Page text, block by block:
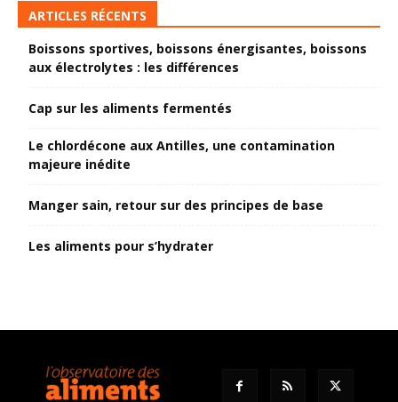
ARTICLES RÉCENTS
Boissons sportives, boissons énergisantes, boissons
aux électrolytes : les différences
Cap sur les aliments fermentés
Le chlordécone aux Antilles, une contamination
majeure inédite
Manger sain, retour sur des principes de base
Les aliments pour s’hydrater